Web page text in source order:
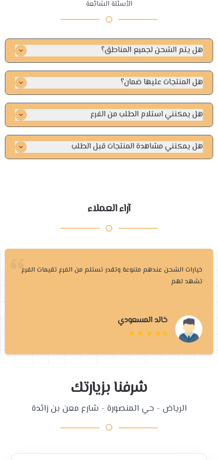
الأسئلة الشائعة
هل يتم الشحن لجميع المناطق؟
المنتج بأمان وسرعة.
هل المنتجات عليها ضمان؟
واستبداله أو إصلاحه حسب سياسة الضمان.
هل يمكنني استلام الطلب من الفرع
هل يمكنني مشاهدة المنتجات قبل الطلب
آراء العملاء
خيارات الشحن عندهم متنوعة وتقدر تستلم من الفرع تقيمات الفرع
تشهد لهم
خالد المسعودي
شرفنا بزيارتك
الرياض - حي المنصورة - شارع معن بن زائدة